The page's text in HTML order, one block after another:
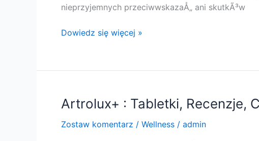
nieprzyjemnych przeciwwskazaÅ„ ani skutkÃ³w
ActioComfort
Opinie,
Cena,
KorzyÅ›ci,
SkÅ‚adniki,
Dowiedz się więcej »
Artrolux+ : Tabletki, Recenzje,
Zostaw komentarz / Wellness / admin